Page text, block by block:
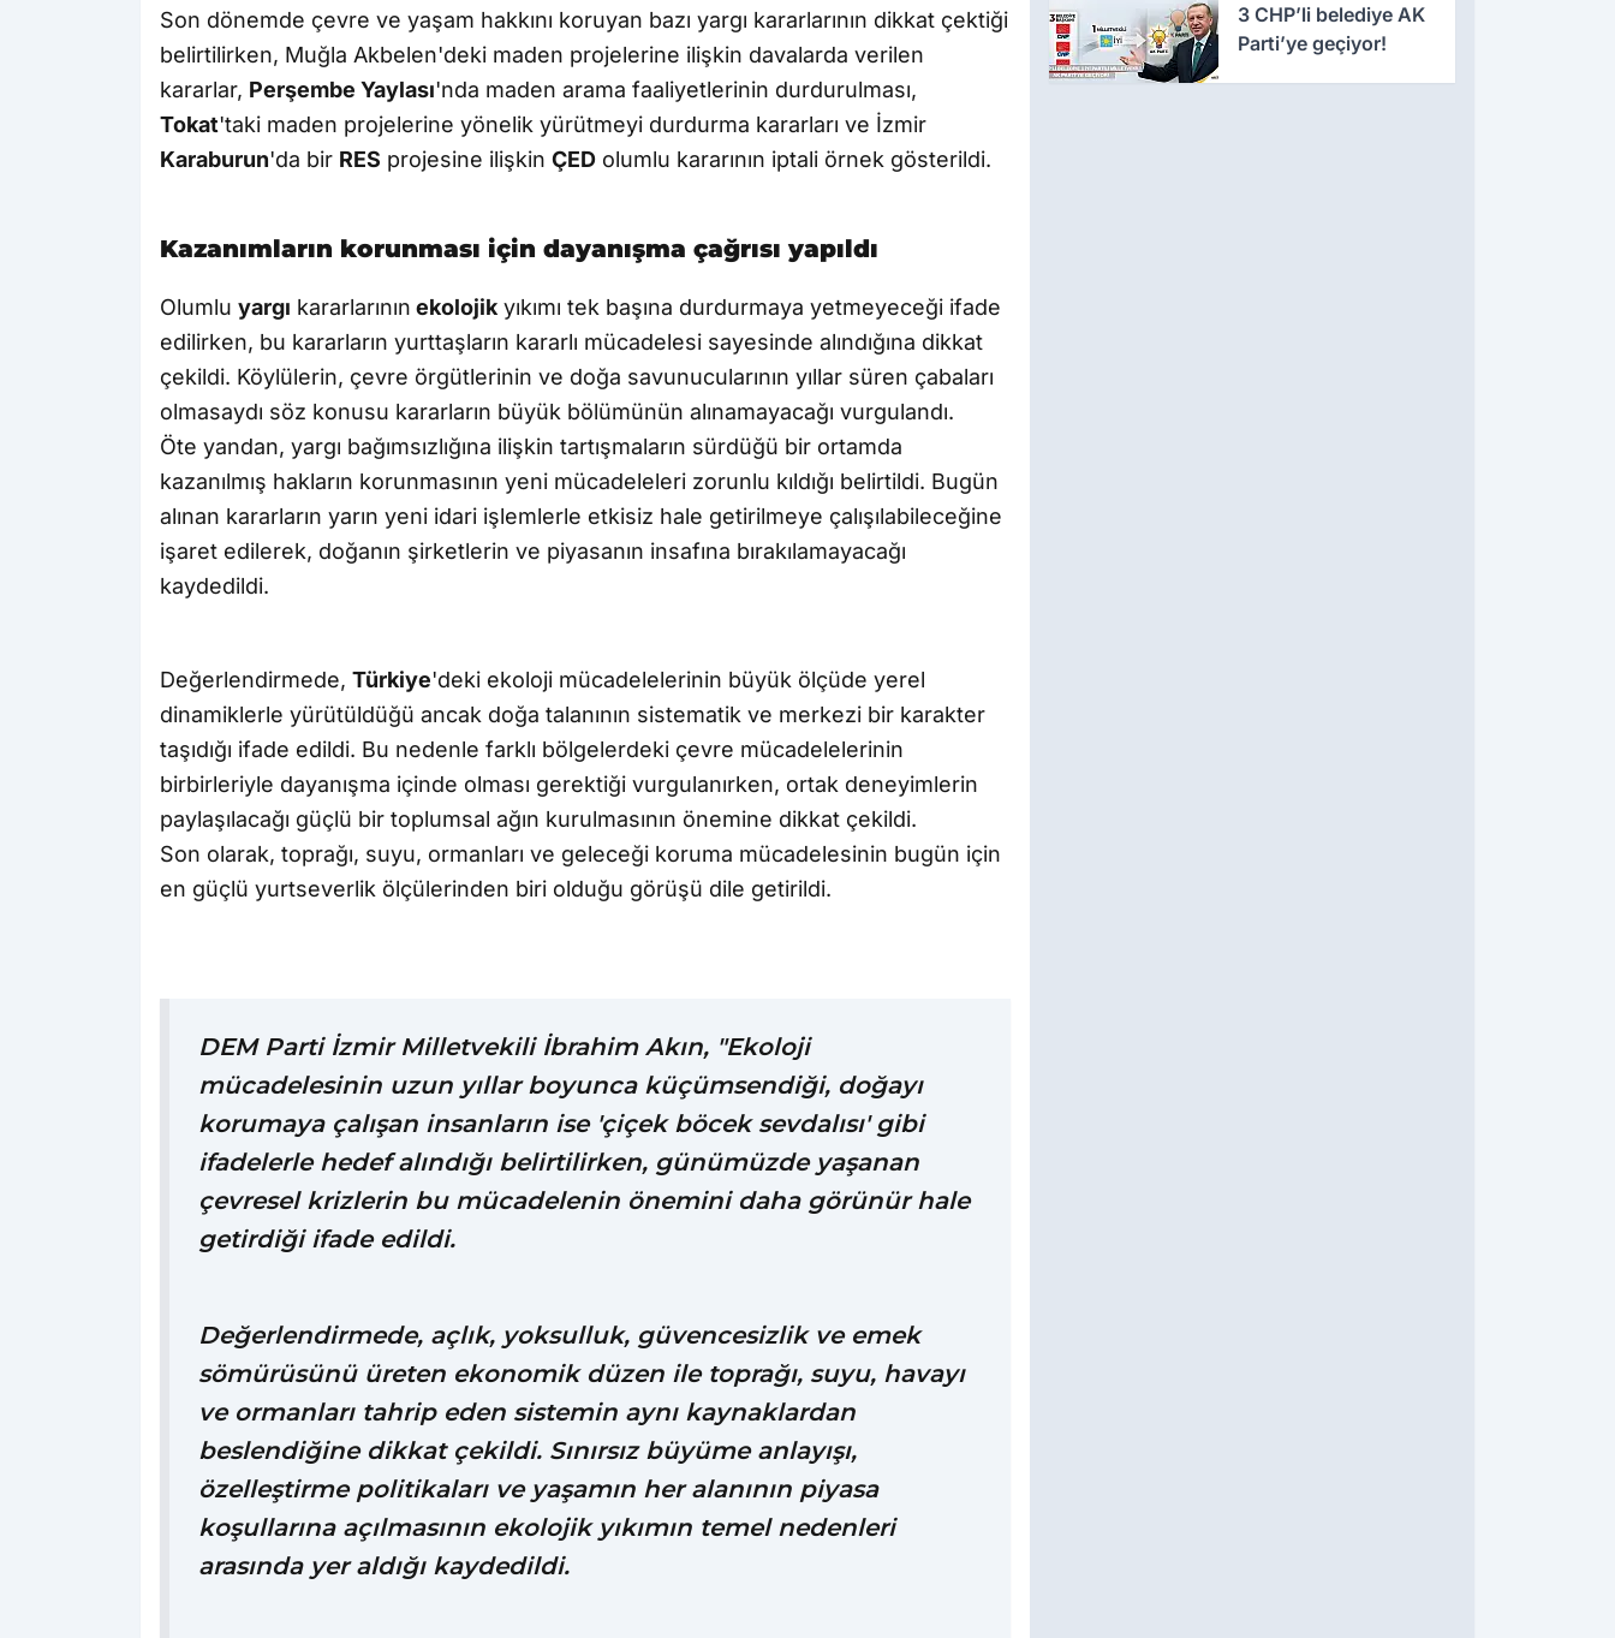
Son dönemde çevre ve yaşam hakkını koruyan bazı yargı kararlarının dikkat çektiği
belirtilirken, Muğla Akbelen'deki maden projelerine ilişkin davalarda verilen
kararlar, Perşembe Yaylası'nda maden arama faaliyetlerinin durdurulması,
Tokat'taki maden projelerine yönelik yürütmeyi durdurma kararları ve İzmir
Karaburun'da bir RES projesine ilişkin ÇED olumlu kararının iptali örnek gösterildi.
Kazanımların korunması için dayanışma çağrısı yapıldı
Olumlu yargı kararlarının ekolojik yıkımı tek başına durdurmaya yetmeyeceği ifade
edilirken, bu kararların yurttaşların kararlı mücadelesi sayesinde alındığına dikkat
çekildi. Köylülerin, çevre örgütlerinin ve doğa savunucularının yıllar süren çabaları
olmasaydı söz konusu kararların büyük bölümünün alınamayacağı vurgulandı.
Öte yandan, yargı bağımsızlığına ilişkin tartışmaların sürdüğü bir ortamda
kazanılmış hakların korunmasının yeni mücadeleleri zorunlu kıldığı belirtildi. Bugün
alınan kararların yarın yeni idari işlemlerle etkisiz hale getirilmeye çalışılabileceğine
işaret edilerek, doğanın şirketlerin ve piyasanın insafına bırakılamayacağı
kaydedildi.
Değerlendirmede, Türkiye'deki ekoloji mücadelelerinin büyük ölçüde yerel
dinamiklerle yürütüldüğü ancak doğa talanının sistematik ve merkezi bir karakter
taşıdığı ifade edildi. Bu nedenle farklı bölgelerdeki çevre mücadelelerinin
birbirleriyle dayanışma içinde olması gerektiği vurgulanırken, ortak deneyimlerin
paylaşılacağı güçlü bir toplumsal ağın kurulmasının önemine dikkat çekildi.
Son olarak, toprağı, suyu, ormanları ve geleceği koruma mücadelesinin bugün için
en güçlü yurtseverlik ölçülerinden biri olduğu görüşü dile getirildi.
DEM Parti İzmir Milletvekili İbrahim Akın, "Ekoloji
mücadelesinin uzun yıllar boyunca küçümsendiği, doğayı
korumaya çalışan insanların ise 'çiçek böcek sevdalısı' gibi
ifadelerle hedef alındığı belirtilirken, günümüzde yaşanan
çevresel krizlerin bu mücadelenin önemini daha görünür hale
getirdiği ifade edildi.
Değerlendirmede, açlık, yoksulluk, güvencesizlik ve emek
sömürüsünü üreten ekonomik düzen ile toprağı, suyu, havayı
ve ormanları tahrip eden sistemin aynı kaynaklardan
beslendiğine dikkat çekildi. Sınırsız büyüme anlayışı,
özelleştirme politikaları ve yaşamın her alanının piyasa
koşullarına açılmasının ekolojik yıkımın temel nedenleri
arasında yer aldığı kaydedildi.
3 CHP’li belediye AK
Parti’ye geçiyor!